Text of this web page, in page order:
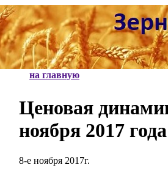
на главную
Ценовая
ноября 2017 года
8-е ноября 2017г.